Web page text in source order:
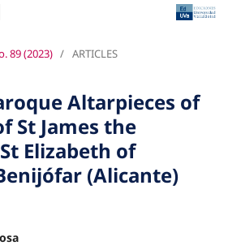
89 (2023) / ARTICLES
Altarpieces of
St James the
Elizabeth of
(Alicante)